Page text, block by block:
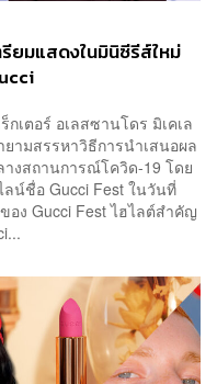
ยมแสดงในมินิซีรีส์ใหม่
เตอร์ อเลสซานโดร มิเคเล
ามสรรหาวิธีการนำเสนอผล
งสถานการณ์โควิด-19 โดย
น์ชื่อ Gucci Fest ในวันที่
ง Gucci Fest ไฮไลต์สำคัญ